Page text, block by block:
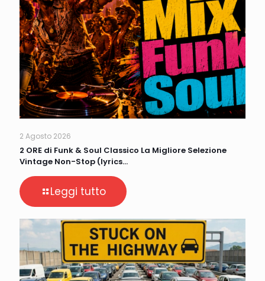
2 Agosto 2026
2 ORE di Funk & Soul Classico La Migliore Selezione
Vintage Non-Stop (lyrics…
Leggi tutto